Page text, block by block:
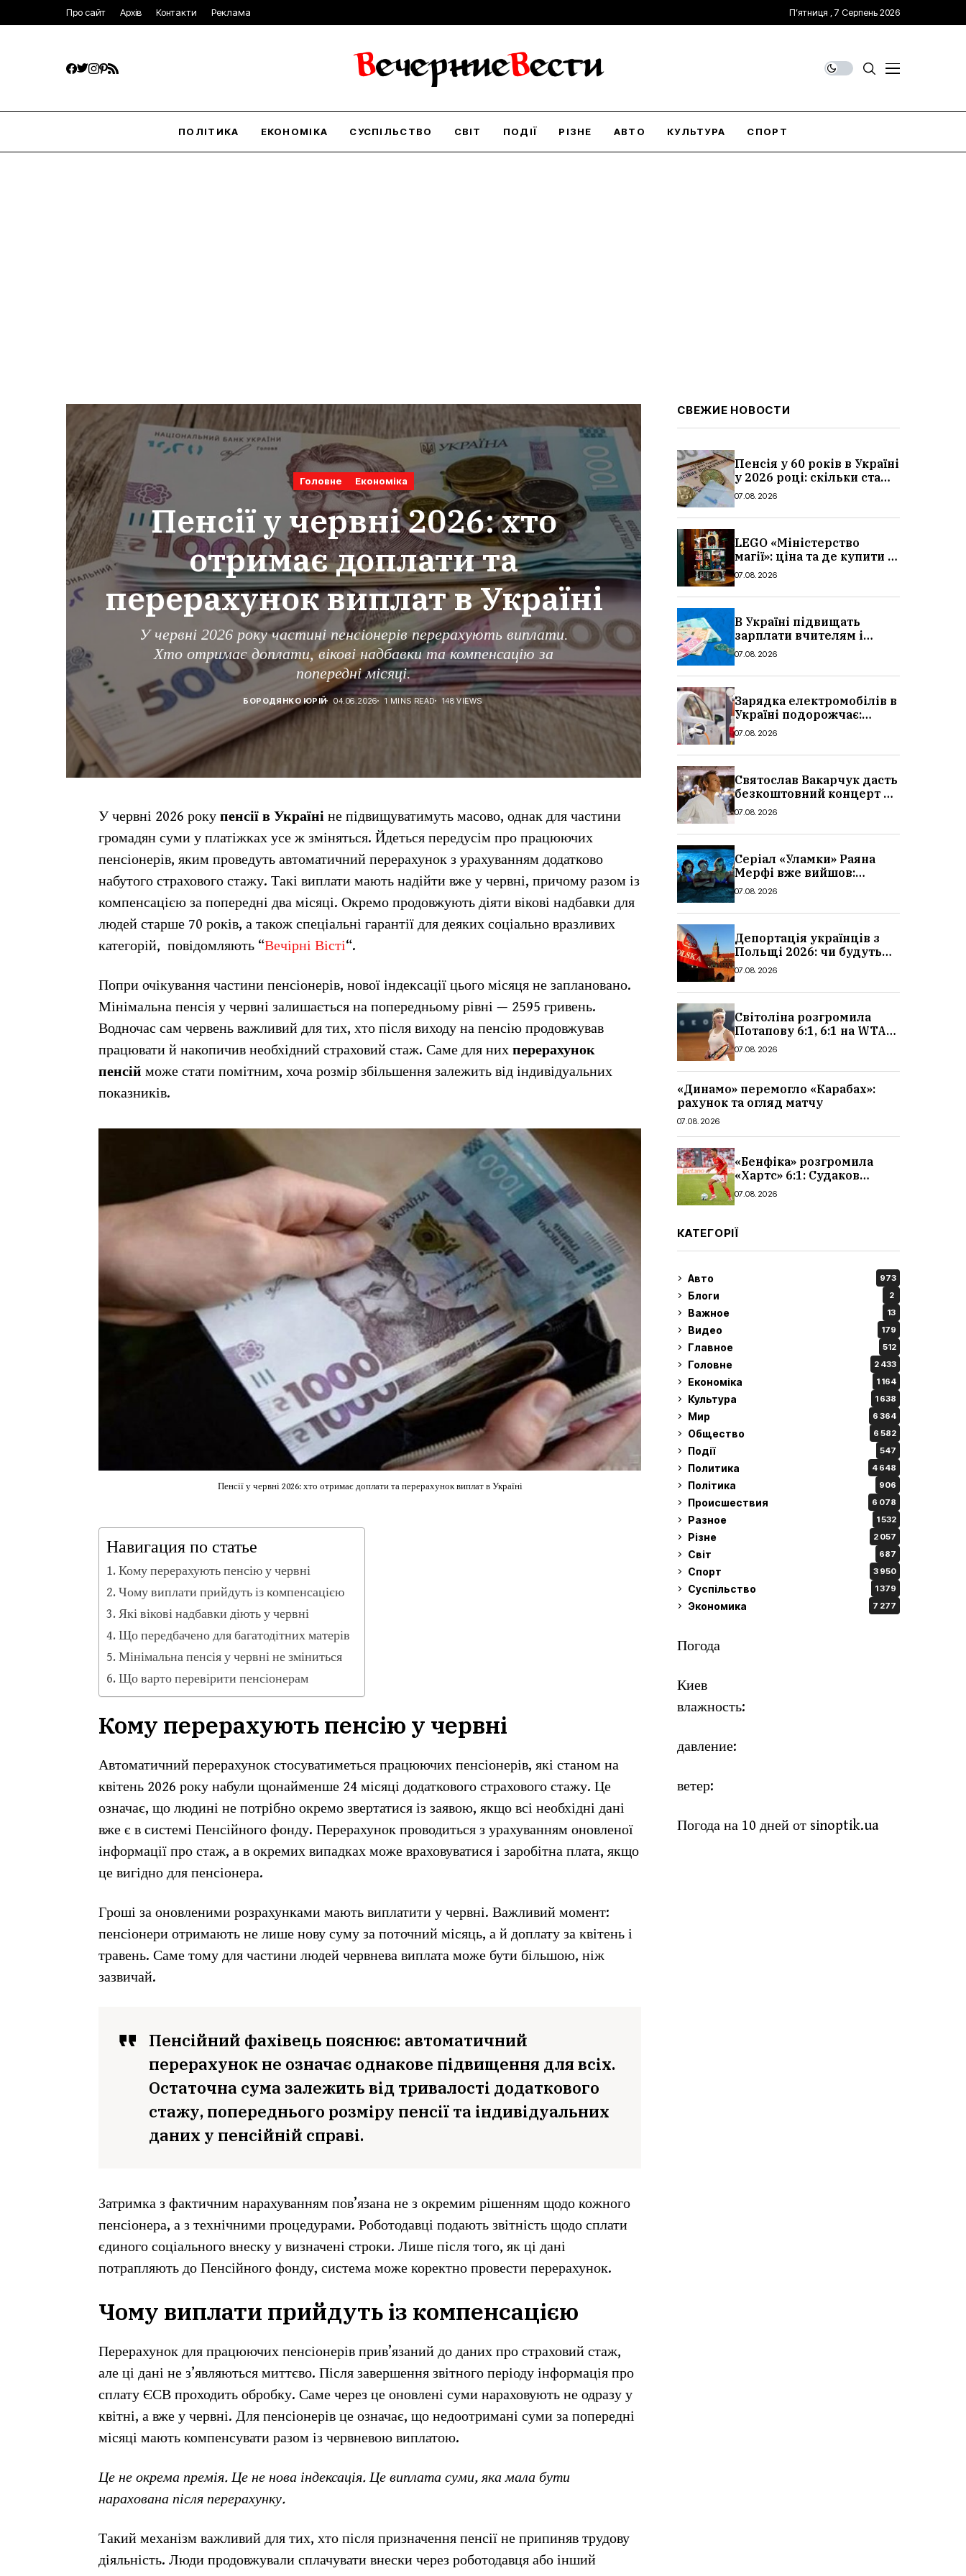
Про сайт Архів Контакти Реклама П’ятниця , 7 Серпень 2026
ПОЛІТИКА ЕКОНОМІКА СУСПІЛЬСТВО СВІТ ПОДІЇ РІЗНЕ АВТО КУЛЬТУРА СПОРТ
Головне Економіка
Пенсії у червні 2026: хто
отримає доплати та
перерахунок виплат в Україні
У червні 2026 року частині пенсіонерів перерахують виплати.
Хто отримає доплати, вікові надбавки та компенсацію за
попередні місяці.
БОРОДЯНКО ЮРІЙ 04.06.2026 1 MINS READ 148 VIEWS
У червні 2026 року пенсії в Україні не підвищуватимуть масово, однак для частини
громадян суми у платіжках усе ж зміняться. Йдеться передусім про працюючих
пенсіонерів, яким проведуть автоматичний перерахунок з урахуванням додатково
набутого страхового стажу. Такі виплати мають надійти вже у червні, причому разом із
компенсацією за попередні два місяці. Окремо продовжують діяти вікові надбавки для
людей старше 70 років, а також спеціальні гарантії для деяких соціально вразливих
категорій, повідомляють “Вечірні Вісті“.
Попри очікування частини пенсіонерів, нової індексації цього місяця не заплановано.
Мінімальна пенсія у червні залишається на попередньому рівні — 2595 гривень.
Водночас сам червень важливий для тих, хто після виходу на пенсію продовжував
працювати й накопичив необхідний страховий стаж. Саме для них перерахунок
пенсій може стати помітним, хоча розмір збільшення залежить від індивідуальних
показників.
Пенсії у червні 2026: хто отримає доплати та перерахунок виплат в Україні
Навигация по статье
Кому перерахують пенсію у червні
Чому виплати прийдуть із компенсацією
Які вікові надбавки діють у червні
Що передбачено для багатодітних матерів
Мінімальна пенсія у червні не зміниться
Що варто перевірити пенсіонерам
Кому перерахують пенсію у червні
Автоматичний перерахунок стосуватиметься працюючих пенсіонерів, які станом на
квітень 2026 року набули щонайменше 24 місяці додаткового страхового стажу. Це
означає, що людині не потрібно окремо звертатися із заявою, якщо всі необхідні дані
вже є в системі Пенсійного фонду. Перерахунок проводиться з урахуванням оновленої
інформації про стаж, а в окремих випадках може враховуватися і заробітна плата, якщо
це вигідно для пенсіонера.
Гроші за оновленими розрахунками мають виплатити у червні. Важливий момент:
пенсіонери отримають не лише нову суму за поточний місяць, а й доплату за квітень і
травень. Саме тому для частини людей червнева виплата може бути більшою, ніж
зазвичай.
Пенсійний фахівець пояснює: автоматичний
перерахунок не означає однакове підвищення для всіх.
Остаточна сума залежить від тривалості додаткового
стажу, попереднього розміру пенсії та індивідуальних
даних у пенсійній справі.
Затримка з фактичним нарахуванням пов’язана не з окремим рішенням щодо кожного
пенсіонера, а з технічними процедурами. Роботодавці подають звітність щодо сплати
єдиного соціального внеску у визначені строки. Лише після того, як ці дані
потрапляють до Пенсійного фонду, система може коректно провести перерахунок.
Чому виплати прийдуть із компенсацією
Перерахунок для працюючих пенсіонерів прив’язаний до даних про страховий стаж,
але ці дані не з’являються миттєво. Після завершення звітного періоду інформація про
сплату ЄСВ проходить обробку. Саме через це оновлені суми нараховують не одразу у
квітні, а вже у червні. Для пенсіонерів це означає, що недоотримані суми за попередні
місяці мають компенсувати разом із червневою виплатою.
Це не окрема премія. Це не нова індексація. Це виплата суми, яка мала бути
нарахована після перерахунку.
Такий механізм важливий для тих, хто після призначення пенсії не припиняв трудову
діяльність. Люди продовжували сплачувати внески через роботодавця або інший
СВЕЖИЕ НОВОСТИ
Пенсія у 60 років в Україні
у 2026 році: скільки стажу
потрібно, умови, кому
07.08.2026
LEGO «Міністерство
магії»: ціна та де купити в
Україні
07.08.2026
В Україні підвищать
зарплати вчителям і
стипендії студентам з 1
суми, розмір
07.08.2026
Зарядка електромобілів в
Україні подорожчає:
причина і нові ціни з
07.08.2026
Святослав Вакарчук дасть
безкоштовний концерт у
Львові: дата і місце
07.08.2026
Серіал «Уламки» Раяна
Мерфі вже вийшов:
сюжет, актори та всі
07.08.2026
Депортація українців з
Польщі 2026: чи будуть
висилати українських
07.08.2026
Світоліна розгромила
Потапову 6:1, 6:1 на WTA
1000 у Торонто
07.08.2026
«Динамо» перемогло «Карабах»:
рахунок та огляд матчу
07.08.2026
«Бенфіка» розгромила
«Хартс» 6:1: Судаков
відзначився асистом,
07.08.2026
КАТЕГОРІЇ
Авто 973
Блоги 2
Важное 13
Видео 179
Главное 512
Головне 2 433
Економіка 1 164
Культура 1 638
Мир 6 364
Общество 6 582
Події 547
Политика 4 648
Політика 906
Происшествия 6 078
Разное 1 532
Різне 2 057
Світ 687
Спорт 3 950
Суспільство 1 379
Экономика 7 277
Погода
Киев
влажность:
давление:
ветер:
Погода на 10 дней от sinoptik.ua